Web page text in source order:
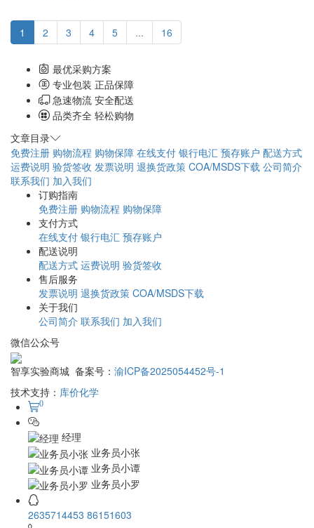
1 2 3 4 5 ... 16
最优采购方案
专业包装 正品保障
急速物流 安全配送
品类齐全 轻松购物
文章目录
免费注册 购物流程 购物保障 在线支付 银行电汇 预存账户 配送方式
运费说明 验货签收 发票说明 退换货政策 COA/MSDS下载 公司简介
联系我们 加入我们
订购指南
免费注册 购物流程 购物保障
支付方式
在线支付 银行电汇 预存账户
配送说明
配送方式 运费说明 验货签收
售后服务
发票说明 退换货政策 COA/MSDS下载
关于我们
公司简介 联系我们 加入我们
微信公众号
智享实验商城 备案号： 渝ICP备2025054452号-1
技术支持： 库价化学
0
经理
业务员小张
业务员小谭
业务员小罗
2635714453 86151603